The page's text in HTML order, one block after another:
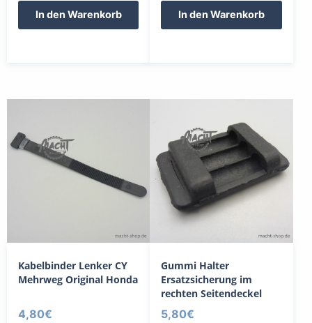
In den Warenkorb In den Warenkorb
Kabelbinder Lenker CY
Mehrweg Original Honda
4,80€
Gummi Halter
Ersatzsicherung im
rechten Seitendeckel
5,80€